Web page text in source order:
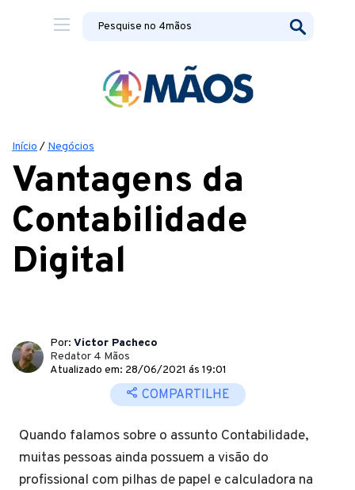
Início / Negócios
Vantagens da
Contabilidade
Digital
Por: Victor Pacheco
Redator 4 Mãos
Atualizado em: 28/06/2021 ás 19:01
COMPARTILHE
Quando falamos sobre o assunto Contabilidade,
muitas pessoas ainda possuem a visão do
profissional com pilhas de papel e calculadora na